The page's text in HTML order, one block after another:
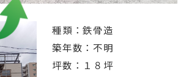
種類：鉄骨造
築年数：不明
坪数：１８坪